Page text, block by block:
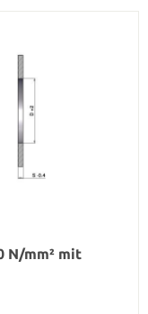
N/mm² mit